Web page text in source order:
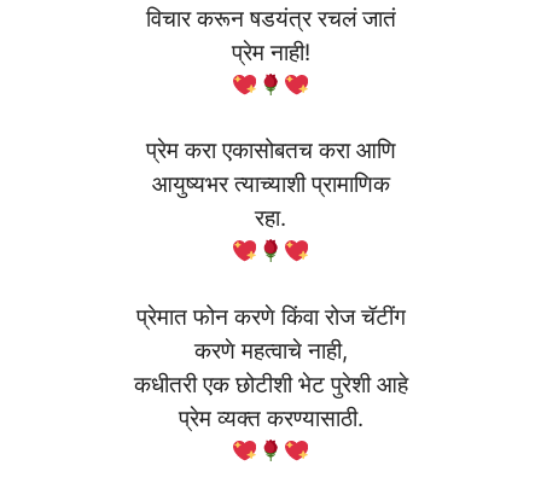
विचार करून षडयंत्र रचलं जातं
प्रेम नाही!
प्रेम करा एकासोबतच करा आणि
आयुष्यभर त्याच्याशी प्रामाणिक
रहा.
प्रेमात फोन करणे किंवा रोज चॅटींग
करणे महत्वाचे नाही,
कधीतरी एक छोटीशी भेट पुरेशी आहे
प्रेम व्यक्त करण्यासाठी.